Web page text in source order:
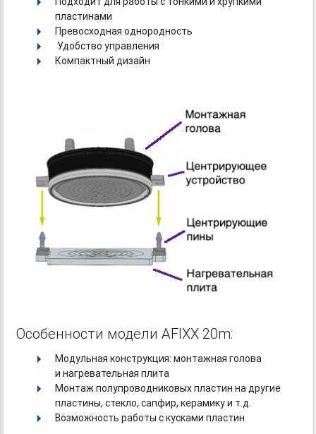
пластинами
Превосходная однородность
Удобство управления
Компактный дизайн
Особенности модели AFIXX 20m:
Модульная конструкция: монтажная голова
и нагревательная плита
Монтаж полупроводниковых пластин на другие
пластины, стекло, сапфир, керамику и т.д.
Возможность работы с кусками пластин